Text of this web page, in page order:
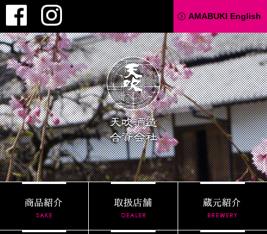
Facebook AMABUKI English
天吹酒造